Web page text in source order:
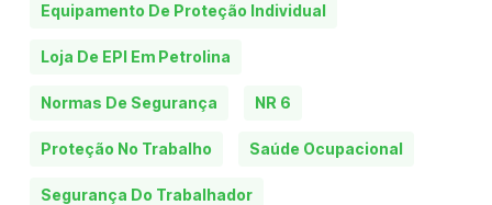
Equipamento De Proteção Individual
Loja De EPI Em Petrolina
Normas De Segurança NR 6
Proteção No Trabalho Saúde Ocupacional
Segurança Do Trabalhador